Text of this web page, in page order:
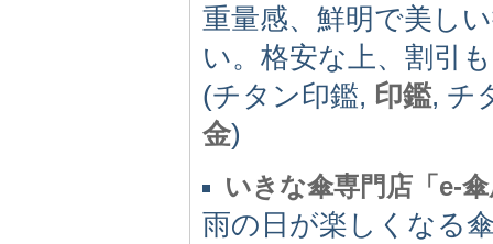
重量感、鮮明で美し
い。格安な上、割引
(チタン印鑑, 印鑑, チ
金)
いきな傘専門店「e-
雨の日が楽しくなる